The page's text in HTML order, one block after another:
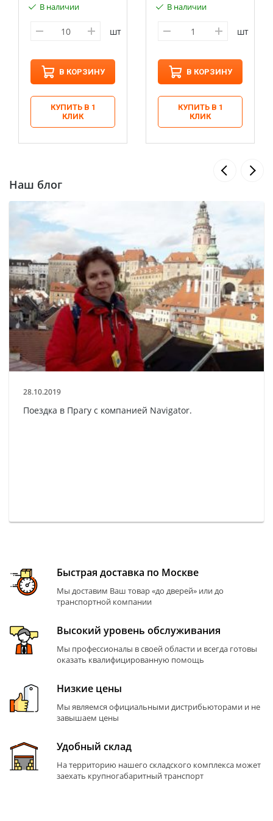
В наличии
шт
В КОРЗИНУ
КУПИТЬ В 1
КЛИК
В наличии
шт
В КОРЗИНУ
КУПИТЬ В 1
КЛИК
Наш блог
28.10.2019
Поездка в Прагу с компанией Navigator.
Быстрая доставка по Москве
Мы доставим Ваш товар «до дверей» или до
транспортной компании
Высокий уровень обслуживания
Мы профессионалы в своей области и всегда готовы
оказать квалифицированную помощь
Низкие цены
Мы являемся официальными дистрибьюторами и не
завышаем цены
Удобный склад
На территорию нашего складского комплекса может
заехать крупногабаритный транспорт